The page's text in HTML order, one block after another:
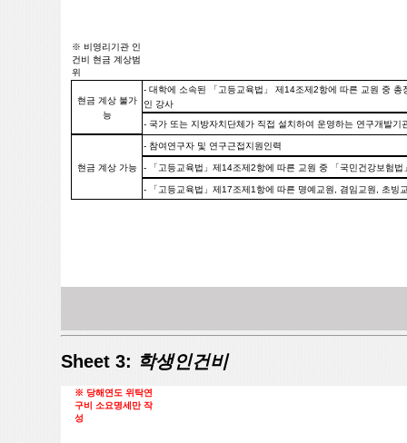
※ 비영리기관 인
건비 현금 계상범
위
현금 계상 불가
능
- 대학에 소속된 「고등교육법」 제14조제2항에 따른 교원 중
인 강사
- 국가 또는 지방자치단체가 직접 설치하여 운영하는 연구개발기
현금 계상 가능
- 참여연구자 및 연구근접지원인력
- 「고등교육법」제14조제2항에 따른 교원 중 「국민건강보험
- 「고등교육법」제17조제1항에 따른 명예교원, 겸임교원, 초빙
Sheet 3: 학생인건비
※ 당해연도 위탁연
구비 소요명세만 작
성